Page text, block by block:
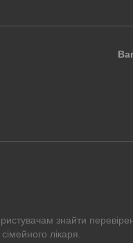
знайти
лікаря.